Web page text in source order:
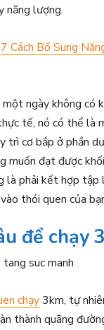
năng lượng.
7 Cách Bổ Sung
ngày không có
tế, nó có thể là
trì cơ bắp ở phần
muốn đạt được
là phải kết hợp tập
thói quen của
để chạy
chạy3km, tự
thành quãng